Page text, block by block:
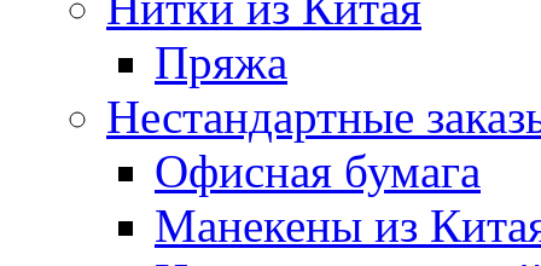
Пряжа
Нестандартные
Офисная бумага
Манекены из